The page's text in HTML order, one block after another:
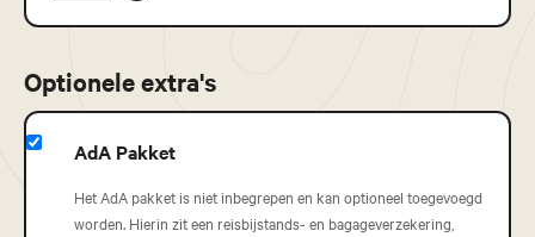
Optionele extra's
AdA Pakket
Het AdA pakket is niet inbegrepen en kan optioneel toegevoegd
worden. Hierin zit een reisbijstands- en bagageverzekering,